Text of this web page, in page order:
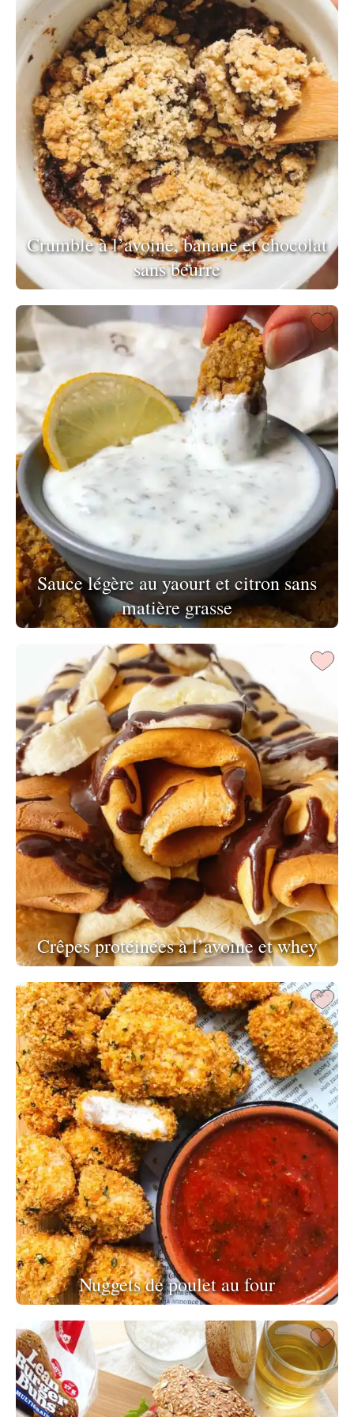
Crumble à l’avoine, banane et chocolat
sans beurre
Sauce légère au yaourt et citron sans
matière grasse
Crêpes protéinées à l’avoine et whey
Nuggets de poulet au four